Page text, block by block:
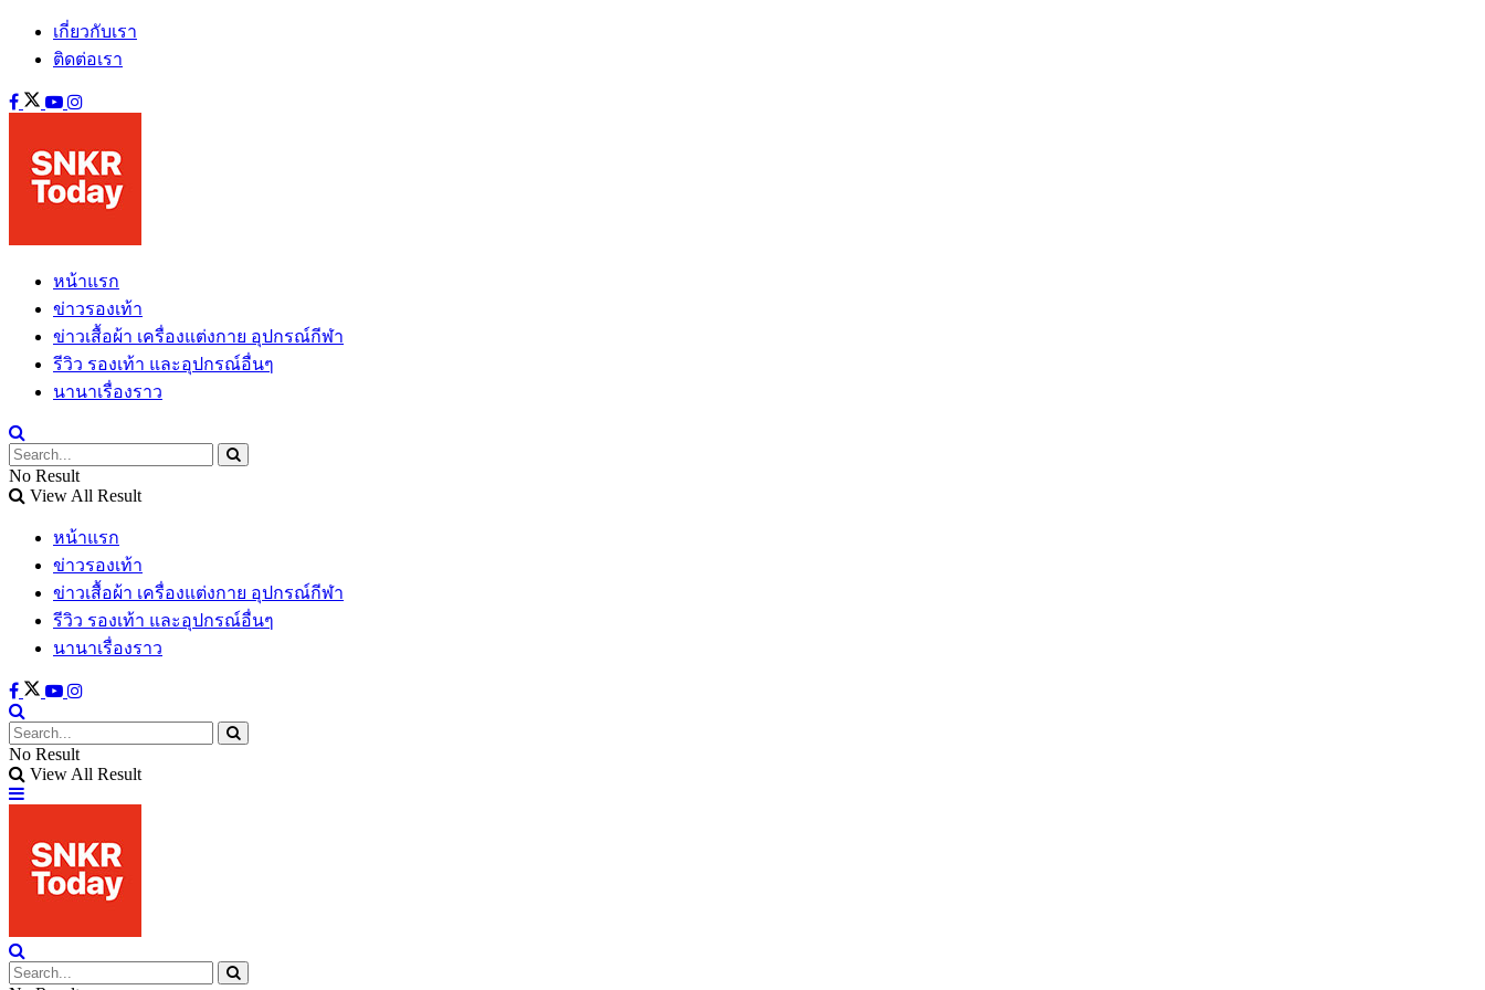
เกี่ยวกับเรา
ติดต่อเรา
หน้าแรก
ข่าวรองเท้า
ข่าวเสื้อผ้า เครื่องแต่งกาย อุปกรณ์กีฬา
รีวิว รองเท้า และอุปกรณ์อื่นๆ
นานาเรื่องราว
No Result
View All Result
หน้าแรก
ข่าวรองเท้า
ข่าวเสื้อผ้า เครื่องแต่งกาย อุปกรณ์กีฬา
รีวิว รองเท้า และอุปกรณ์อื่นๆ
นานาเรื่องราว
No Result
View All Result